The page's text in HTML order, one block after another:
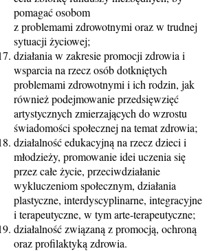
pomagać osobom
z problemami zdrowotnymi oraz w trudnej
sytuacji życiowej;
działania w zakresie promocji zdrowia i
wsparcia na rzecz osób dotkniętych
problemami zdrowotnymi i ich rodzin, jak
również podejmowanie przedsięwzięć
artystycznych zmierzających do wzrostu
świadomości społecznej na temat zdrowia;
działalność edukacyjną na rzecz dzieci i
młodzieży, promowanie idei uczenia się
przez całe życie, przeciwdziałanie
wykluczeniom społecznym, działania
plastyczne, interdyscyplinarne, integracyjne
i terapeutyczne, w tym arte-terapeutyczne;
działalność związaną z promocją, ochroną
oraz profilaktyką zdrowia.